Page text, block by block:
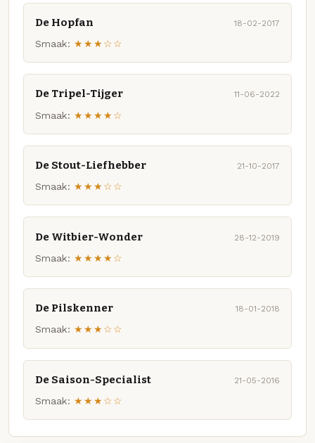
De Hopfan 18-02-2017
Smaak: ★★★☆☆
De Tripel-Tijger 11-06-2022
Smaak: ★★★★☆
De Stout-Liefhebber 21-10-2017
Smaak: ★★★☆☆
De Witbier-Wonder 28-12-2019
Smaak: ★★★★☆
De Pilskenner 18-01-2018
Smaak: ★★★☆☆
De Saison-Specialist 21-05-2016
Smaak: ★★★☆☆